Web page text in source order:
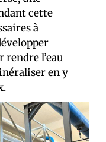
cette
à
l’eau
en y